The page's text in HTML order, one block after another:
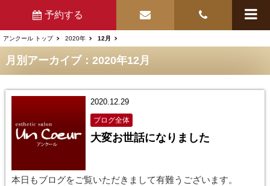
予約する
アンクール トップ 2020年 12月
月別アーカイブ：2020年12月
2020.12.29
ブログ全体
大変お世話になりました
本日もブログをご覧いただきまして有難うございます。